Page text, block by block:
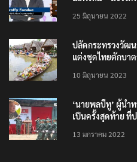
25 มิถุนายน 2022
ปลัดกระทรวงวัฒน
แต่งชุดไทยตักบา
10 มิถุนายน 2023
‘นายพลบีทู’ ผู้นำ
เป็นครั้งสุดท้าย ที่
13 มกราคม 2022